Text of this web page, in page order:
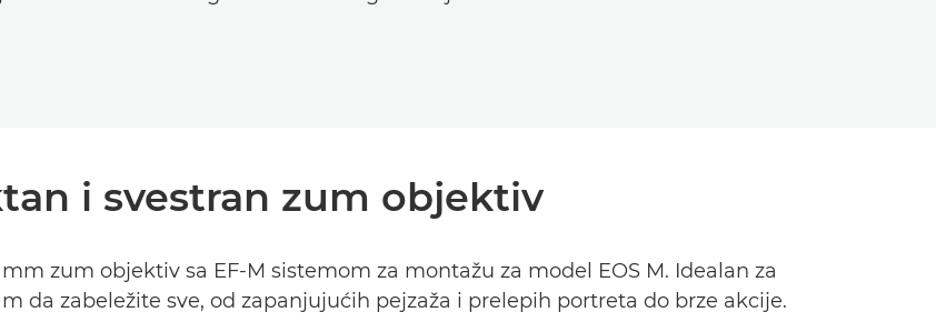
i svestran zum objektiv
zum objektiv sa EF-M sistemom za montažu za model EOS M. Idealan za
da zabeležite sve, od zapanjujućih pejzaža i prelepih portreta do brze akcije.